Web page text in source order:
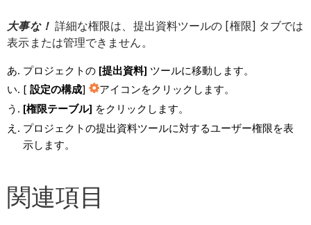
大事な！ 詳細な権限は、提出資料ツールの [権限] タブでは
表示または管理できません。
プロジェクトの [提出資料] ツールに移動します。
[ 設定の構成]
アイコンをクリックします。
[権限テーブル] をクリックします。
プロジェクトの提出資料ツールに対するユーザー権限を表
示します。
関連項目